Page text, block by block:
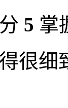
5 掌
很细